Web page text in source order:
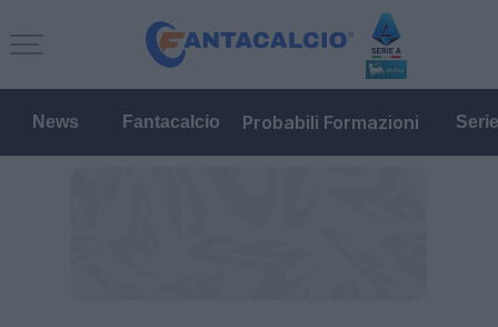
News Fantacalcio Probabili Formazioni